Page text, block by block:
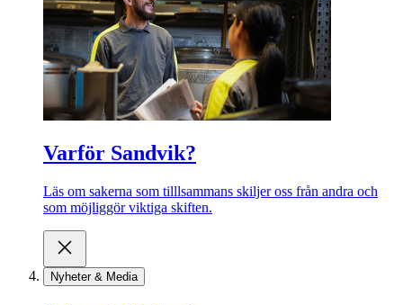
Varför Sandvik?
Läs om sakerna som tilllsammans skiljer oss från andra och
som möjliggör viktiga skiften.
Nyheter & Media